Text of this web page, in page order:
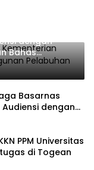
dengan
Bahas
Ferry
Basarnas
dengan
PPM Universitas
di Togean